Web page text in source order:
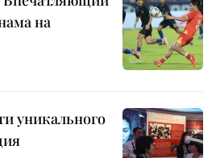
на
уникального